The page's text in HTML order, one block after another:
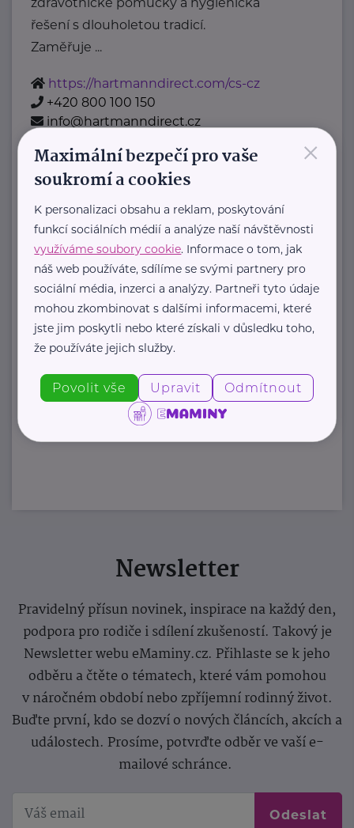
řešení s dlouholetou tradicí.
Zaměřuje ...
https://hartmanndirect.com/cs-cz
+420 800 100 150
info@hartmanndirect.cz
Zobrazit přehled společností
Newsletter
Pravidelný přísun novinek, inspirace na každý den,
podpora pro rodiče i sdílení zkušeností. Takový je
Newsletter webu eMaminy.cz. Přihlaste se k jeho
odběru a čtěte o tématech, které vám pomohou
v náročném období nebo zpříjemní rodinný život.
Buďte první, kdo se dozví o nových článcích, akcích a
událostech. Prosíme, potvrďte odběr ve vaší e-
mailové schránce.
Odeslat
×
Maximální bezpečí pro vaše
soukromí a cookies
K personalizaci obsahu a reklam, poskytování
funkcí sociálních médií a analýze naší návštěvnosti
využíváme soubory cookie. Informace o tom, jak
náš web používáte, sdílíme se svými partnery pro
sociální média, inzerci a analýzy. Partneři tyto údaje
mohou zkombinovat s dalšími informacemi, které
jste jim poskytli nebo které získali v důsledku toho,
že používáte jejich služby.
Povolit vše Upravit Odmítnout